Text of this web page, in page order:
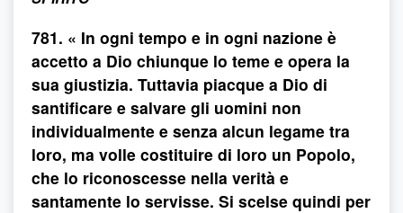
781. « In ogni tempo e in ogni nazione è
accetto a Dio chiunque lo teme e opera la
sua giustizia. Tuttavia piacque a Dio di
santificare e salvare gli uomini non
individualmente e senza alcun legame tra
loro, ma volle costituire di loro un Popolo,
che lo riconoscesse nella verità e
santamente lo servisse. Si scelse quindi per